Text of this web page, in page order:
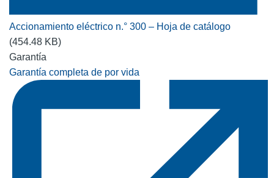
Accionamiento eléctrico n.° 300 – Hoja de catálogo
(454.48 KB)
Garantía
Garantía completa de por vida